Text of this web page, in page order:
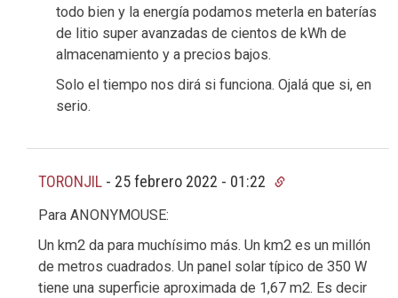
todo bien y la energía podamos meterla en baterías
de litio super avanzadas de cientos de kWh de
almacenamiento y a precios bajos.
Solo el tiempo nos dirá si funciona. Ojalá que si, en
serio.
TORONJIL - 25 febrero 2022 - 01:22
Para ANONYMOUSE:
Un km2 da para muchísimo más. Un km2 es un millón
de metros cuadrados. Un panel solar típico de 350 W
tiene una superficie aproximada de 1,67 m2. Es decir